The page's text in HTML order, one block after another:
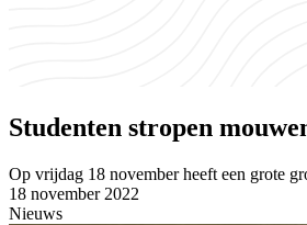
Studenten stropen
Op vrijdag 18 november heeft een grote
18 november 2022
Nieuws